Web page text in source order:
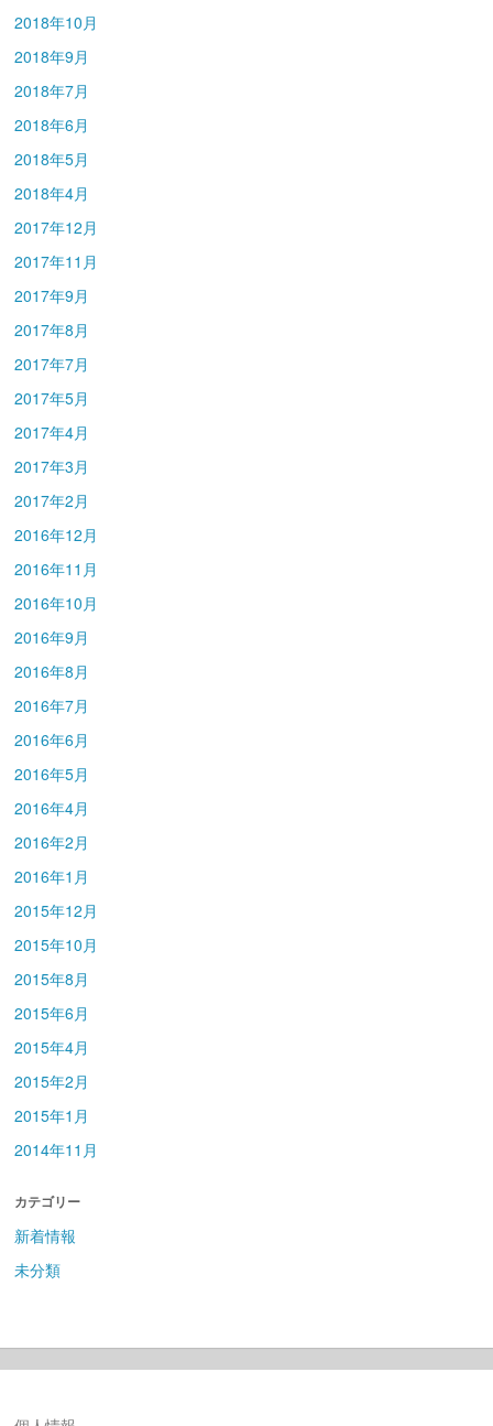
2018年10月
2018年9月
2018年7月
2018年6月
2018年5月
2018年4月
2017年12月
2017年11月
2017年9月
2017年8月
2017年7月
2017年5月
2017年4月
2017年3月
2017年2月
2016年12月
2016年11月
2016年10月
2016年9月
2016年8月
2016年7月
2016年6月
2016年5月
2016年4月
2016年2月
2016年1月
2015年12月
2015年10月
2015年8月
2015年6月
2015年4月
2015年2月
2015年1月
2014年11月
カテゴリー
新着情報
未分類